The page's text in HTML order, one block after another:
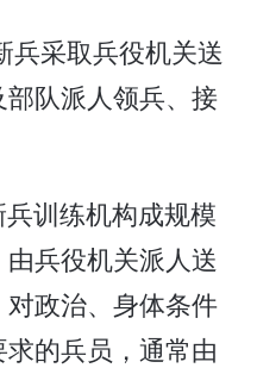
兵采取兵役机关送
队派人领兵、接
训练机构成规模
兵役机关派人送
政治、身体条件
的兵员，通常由